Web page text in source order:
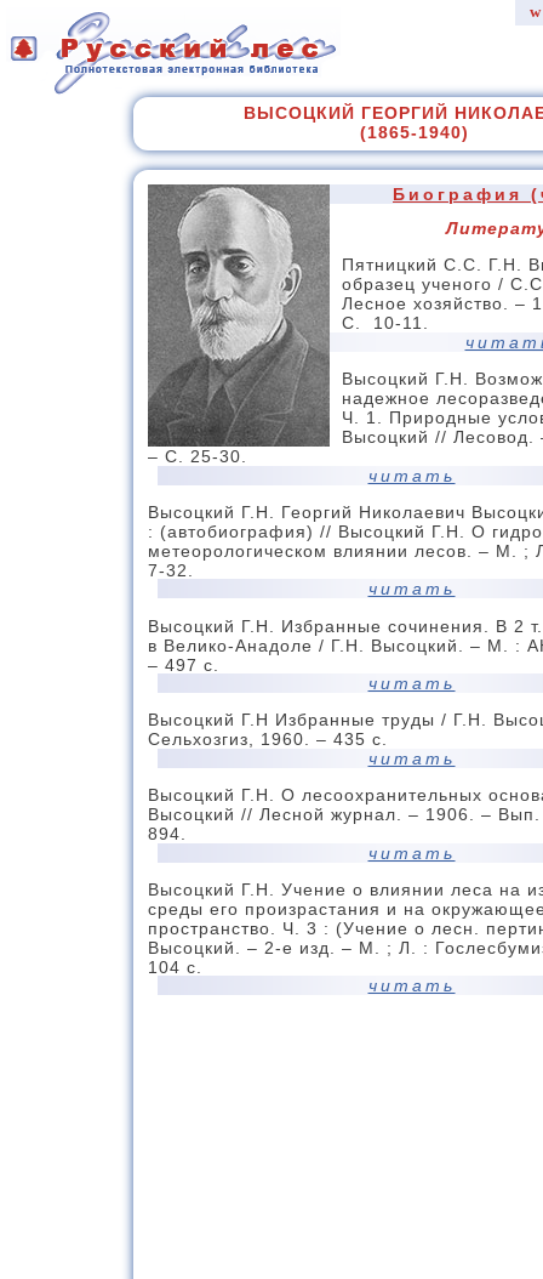
ВЫСОЦКИЙ ГЕОРГИЙ
(1865-1940)
Биография
Пятницкий С.С. Г.Н.
образец ученого /
Лесное хозяйство. –
С. 10-11.
Высоцкий Г.Н.
надежное
Ч. 1. Природные
Высоцкий //
– С. 25-30.
читать
Высоцкий Г.Н. Георгий Николаевич
: (автобиография) // Высоцкий Г.Н. О
метеорологическом влиянии лесов. – М. ;
7-32.
читать
Высоцкий Г.Н. Избранные сочинения. В 2
в Велико-Анадоле / Г.Н. Высоцкий. – М. :
– 497 с.
читать
Высоцкий Г.Н Избранные труды / Г.Н.
Сельхозгиз, 1960. – 435 с.
читать
Высоцкий Г.Н. О лесоохранительных
Высоцкий // Лесной журнал. – 1906. –
894.
читать
Высоцкий Г.Н. Учение о влиянии леса на
среды его произрастания и на
пространство. Ч. 3 : (Учение о лесн.
Высоцкий. – 2-е изд. – М. ; Л. :
104 с.
читать